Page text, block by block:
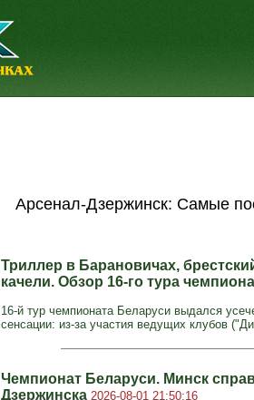
Арсенал-Дзержинск: Самые
Триллер в Барановичах,
качели. Обзор 16-го тура
16-й тур чемпионата Беларуси выдался
сенсации: из-за участия ведущих клубов
Чемпионат Беларуси. Минск
Дзержинска 2026-08-01 21:50:16